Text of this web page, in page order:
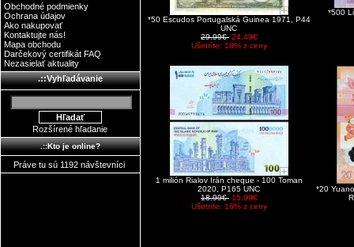
Obchodné podmienky
Ochrana údajov
Ako nakupovať
Kontaktujte nás!
Mapa obchodu
Darčekový certifikát FAQ
Nezasielať aktuality
.::Vyhľadávanie
Rozšírené hľadanie
.::Kto je online?
Práve tu sú 1192 návštevníci
*50 Escudos Portugalská Guinea 1971, P44
UNC
29.99€ 24.49€
Ušetríte: 18% z ceny
*500
1 milión Rialov Irán cheque - 100 Toman
2020, P165 UNC
18.99€ 15.99€
Ušetríte: 16% z ceny
*20